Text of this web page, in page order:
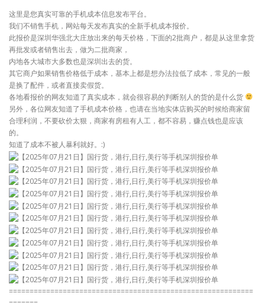
这里是您真实可靠的手机成本信息发布平台。
我们不销售手机，网站每天发布真实的全新手机成本报价。
此报价是深圳华强北大庄放出来的每天价格，下面的2批商户，都是从这里拿货
再批发或者销售出去，做为二批商家，
内地各大城市大多数也是深圳出去的货。
其它商户如果销售价格低于成本，基本上都是想办法拉低了成本，常见的一般
是换了配件，或者直接卖假货。
各地看报价的网友知道了真实成本，就会很容易的判断别人的货的是什么货
另外，各位网友知道了手机成本价格，也请在当地实体店购买的时候给商家留
合理利润，不要砍价太狠，商家有房租有人工，都不容易，赚点钱也是应该
的。
知道了成本不被人暴利就好。:)
===========================================================